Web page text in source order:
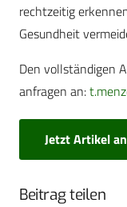
rechtzeitig
Gesundheit
Den vollständigen
anfragen an:
Jetzt Artikel
Beitrag teilen